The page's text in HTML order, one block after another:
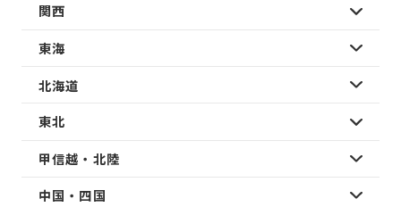
関西
東海
北海道
東北
甲信越・北陸
中国・四国